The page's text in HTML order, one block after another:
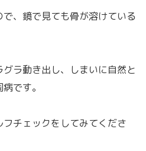
、鏡で見ても骨が溶けている
ラ動き出し、しまいに自然と
です。
チェックをしてみてくださ